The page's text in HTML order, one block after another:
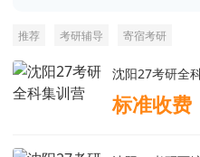
推荐 考研辅导 寄宿考研
沈阳27考研全
标准收费